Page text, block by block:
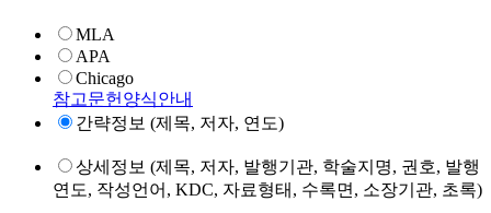
MLA
APA
Chicago
참고문헌양식안내
간략정보 (제목, 저자, 연도)
상세정보 (제목, 저자, 발행기관, 학술지명, 권호, 발행
연도, 작성언어, KDC, 자료형태, 수록면, 소장기관, 초록)